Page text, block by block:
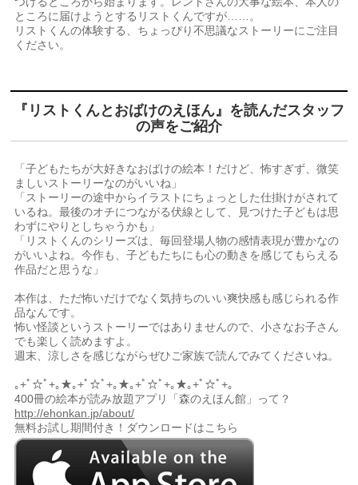
ところに届けようとするリストくんですが……。
リストくんの体験する、ちょっぴり不思議なストーリーにご注目
ください。
『リストくんとおばけのえほん』を読んだスタッフ
の声をご紹介
「子どもたちが大好きなおばけの絵本！だけど、怖すぎず、微笑
ましいストーリーなのがいいね」
「ストーリーの途中からイラストにちょっとした仕掛けがされて
いるね。最後のオチにつながる伏線として、見つけた子どもは思
わずにやりとしちゃうかも」
「リストくんのシリーズは、毎回登場人物の感情表現が豊かなの
がいいよね。今作も、子どもたちにも心の動きを感じてもらえる
作品だと思うな」
本作は、ただ怖いだけでなく気持ちのいい爽快感も感じられる作
品なんです。
怖い怪談というストーリーではありませんので、小さなお子さん
でも楽しく読めますよ。
週末、涼しさを感じながらぜひご家族で読んでみてくださいね。
｡+ﾟ☆ﾟ+｡★｡+ﾟ☆ﾟ+｡★｡+ﾟ☆ﾟ+｡★｡+ﾟ☆ﾟ+｡
400冊の絵本が読み放題アプリ「森のえほん館」って？
http://ehonkan.jp/about/
無料お試し期間付き！ダウンロードはこちら